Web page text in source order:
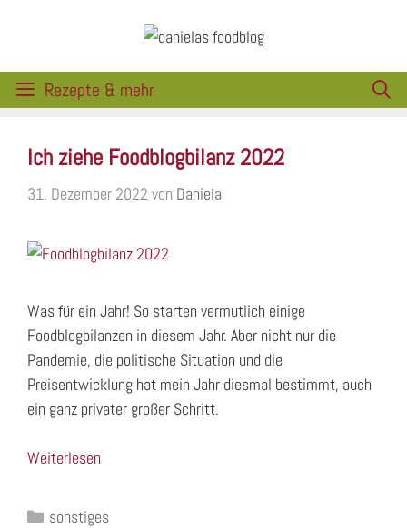
Rezepte & mehr
Ich ziehe Foodblogbilanz 2022
31. Dezember 2022 von Daniela
Was für ein Jahr! So starten vermutlich einige
Foodblogbilanzen in diesem Jahr. Aber nicht nur die
Pandemie, die politische Situation und die
Preisentwicklung hat mein Jahr diesmal bestimmt, auch
ein ganz privater großer Schritt.
Weiterlesen
Kategorien
sonstiges